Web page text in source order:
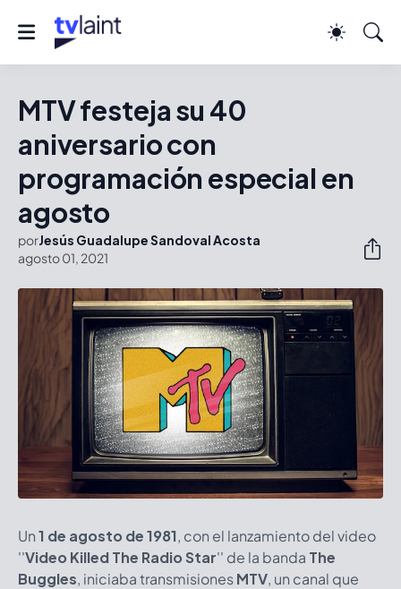
MTV festeja su 40
aniversario con
programación especial en
agosto
porJesús Guadalupe Sandoval Acosta
agosto 01, 2021
Un1 de agosto de 1981, con el lanzamiento del video
''Video Killed The Radio Star'' de la banda The
Buggles, iniciaba transmisionesMTV, un canal que